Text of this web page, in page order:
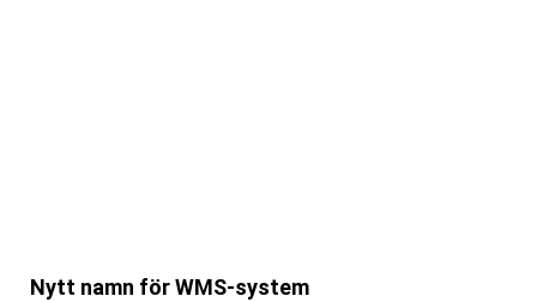
Nytt namn för WMS-system